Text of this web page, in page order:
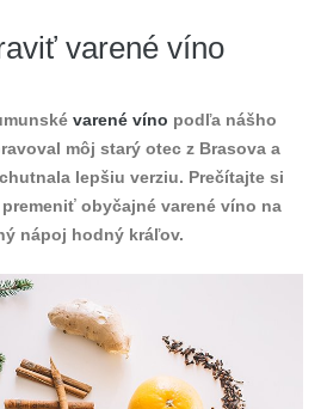
varené víno
varené víno podľa nášho
môj starý otec z Brasova a
lepšiu verziu. Prečítajte si
obyčajné varené víno na
nápoj hodný kráľov.